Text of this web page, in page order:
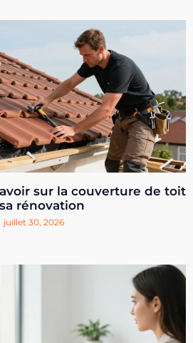
sur la couverture de toit
rénovation
juillet 30, 2026